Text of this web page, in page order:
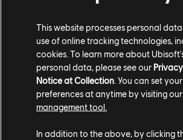
nettoyage des bureaux, nous portons
particulière aux produits d'entretien
This website processes personal
use of online tracking technologies,
cookies. To learn more about
personal data, please see our
Notice at Collection. You can set
preferences at anytime by visiting our
management tool.
In addition to the above, by clicking